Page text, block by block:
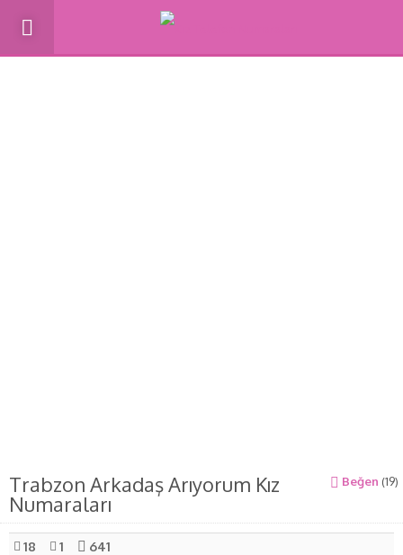
Trabzon Arkadaş Arıyorum Kız
Numaraları
Beğen (19)
18 1 641